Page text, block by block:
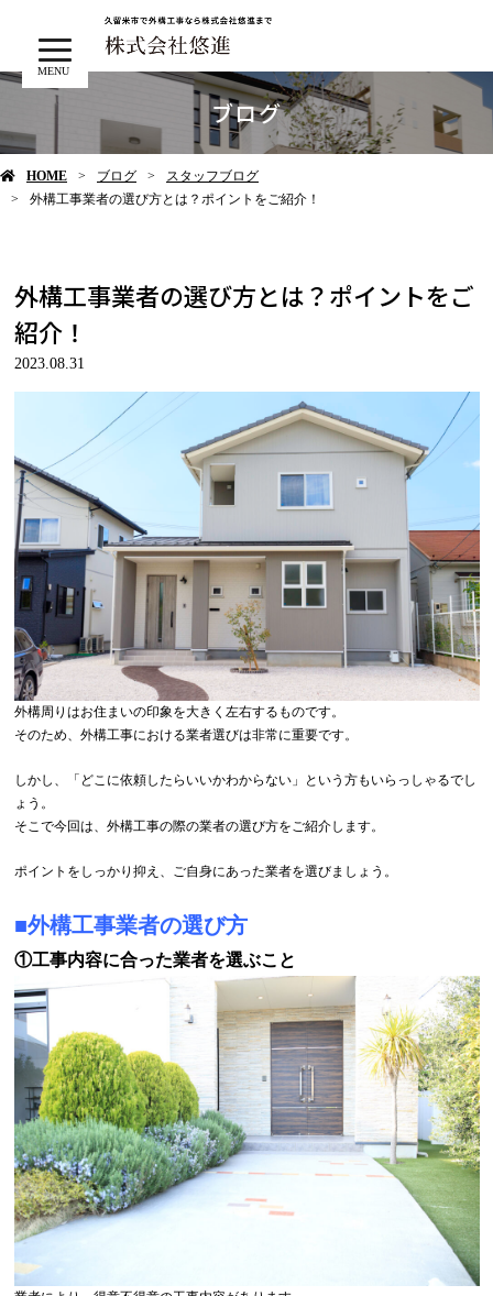
MENU
ブログ
HOME ブログ
スタッフブログ
外構工事業者の選び方とは？ポイントをご紹介！
外構工事業者の選び方とは？ポイントをご
紹介！
2023.08.31
外構周りはお住まいの印象を大きく左右するものです。
そのため、外構工事における業者選びは非常に重要です。
しかし、「どこに依頼したらいいかわからない」という方もいらっしゃるでし
ょう。
そこで今回は、外構工事の際の業者の選び方をご紹介します。
ポイントをしっかり抑え、ご自身にあった業者を選びましょう。
■外構工事業者の選び方
①工事内容に合った業者を選ぶこと